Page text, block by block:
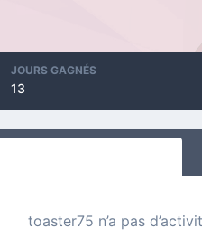
JOURS GAGNÉS
13
toaster75 n’a pas